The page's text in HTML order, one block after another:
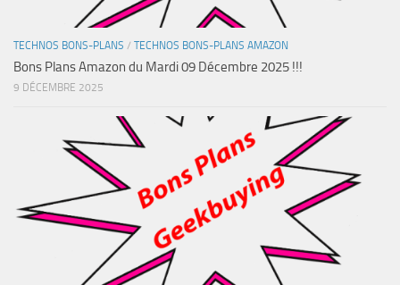
TECHNOS BONS-PLANS / TECHNOS BONS-PLANS AMAZON
Bons Plans Amazon du Mardi 09 Décembre 2025 !!!
9 DÉCEMBRE 2025